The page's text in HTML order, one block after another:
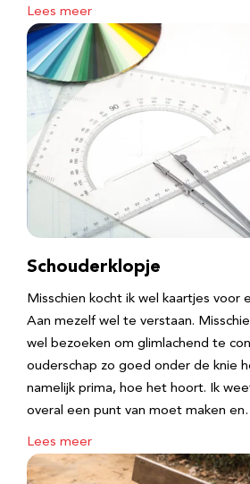
Lees meer
Schouderklopje
Misschien kocht ik wel kaartjes voor
Aan mezelf wel te verstaan.
wel bezoeken om glimlachend te
ouderschap zo goed onder de knie
namelijk prima, hoe het hoort. Ik
overal een punt van moet maken
Lees meer